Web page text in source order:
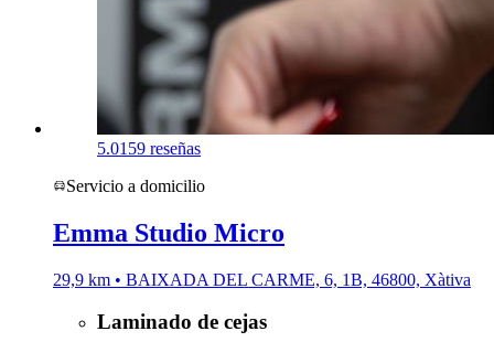
5.0159 reseñas
Servicio a domicilio
Emma Studio Micro
29,9 km • BAIXADA DEL CARME, 6, 1B, 46800, Xàtiva
Laminado de cejas